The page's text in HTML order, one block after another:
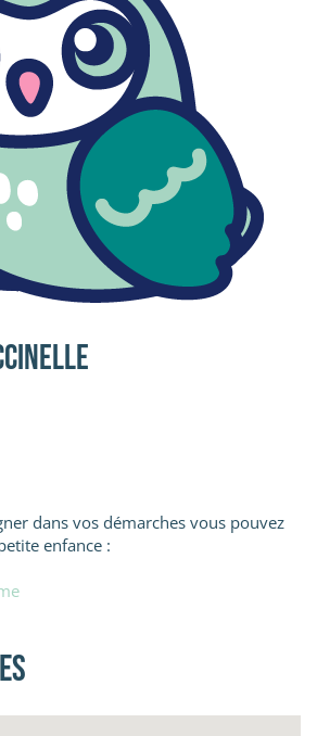
dans vos démarches vous pouvez
enfance :